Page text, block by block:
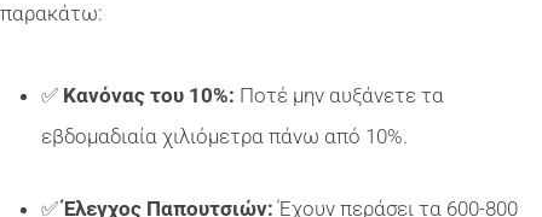
παρακάτω:
✅ Κανόνας του 10%: Ποτέ μην αυξάνετε τα
εβδομαδιαία χιλιόμετρα πάνω από 10%.
✅Έλεγχος Παπουτσιών: Έχουν περάσει τα 600-800